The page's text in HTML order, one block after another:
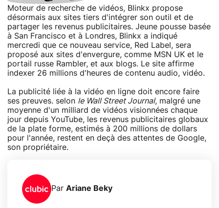
Moteur de recherche de vidéos, Blinkx propose
désormais aux sites tiers d'intégrer son outil et de
partager les revenus publicitaires. Jeune pousse basée
à San Francisco et à Londres, Blinkx a indiqué
mercredi que ce nouveau service, Red Label, sera
proposé aux sites d'envergure, comme MSN UK et le
portail russe Rambler, et aux blogs. Le site affirme
indexer 26 millions d'heures de contenu audio, vidéo.
La publicité liée à la vidéo en ligne doit encore faire
ses preuves. selon le Wall Street Journal, malgré une
moyenne d'un milliard de vidéos visionnées chaque
jour depuis YouTube, les revenus publicitaires globaux
de la plate forme, estimés à 200 millions de dollars
pour l'année, restent en deçà des attentes de Google,
son propriétaire.
Par Ariane Beky